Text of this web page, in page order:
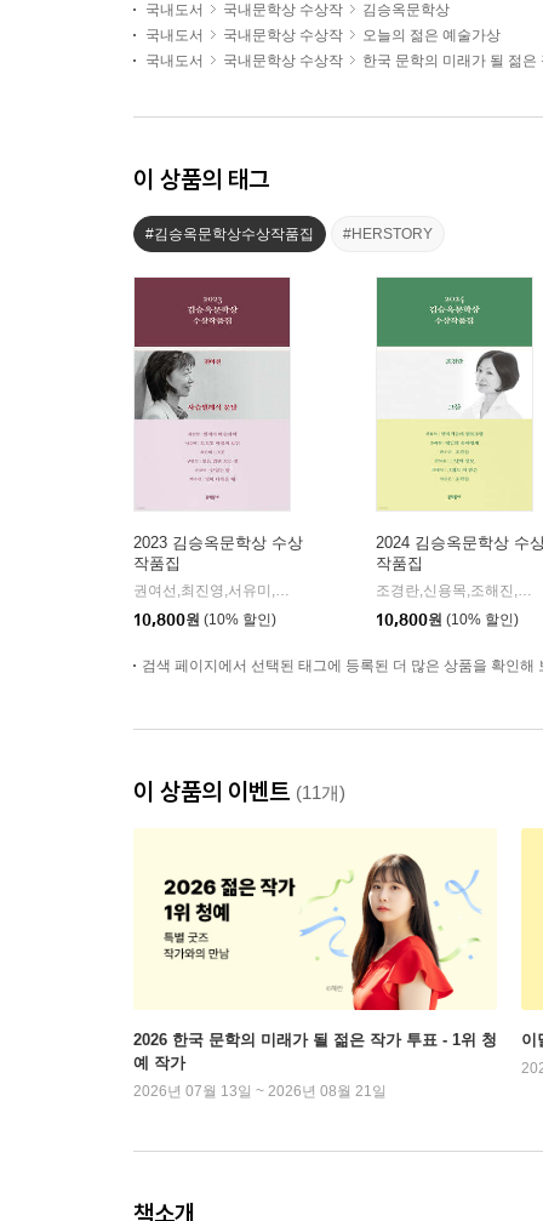
국내도서
국내문학상 수상작
김승옥문학상
국내도서
국내문학상 수상작
오늘의 젊은 예술가상
국내도서
국내문학상 수상작 한국 문학의 미래가 될 젊은
이 상품의 태그
#김승옥문학상수상작품집 #HERSTORY
2023 김승옥문학상 수상
작품집
권여선,최진영,서유미,최은미,구병모,손보미,백수린 저 | 문학동
10,800원 (10% 할인)
2024 김승옥문학상 수
작품집
조경란,신용목,조해진,반수연,안보윤,강태식,이승은 저
10,800원 (10% 할인)
검색 페이지에서 선택된 태그에 등록된 더 많은 상품을 확인해
이 상품의 이벤트 (11개)
2026 한국 문학의 미래가 될 젊은 작가 투표 - 1위 청
예 작가
2026년 07월 13일 ~ 2026년 08월 21일
이
책소개